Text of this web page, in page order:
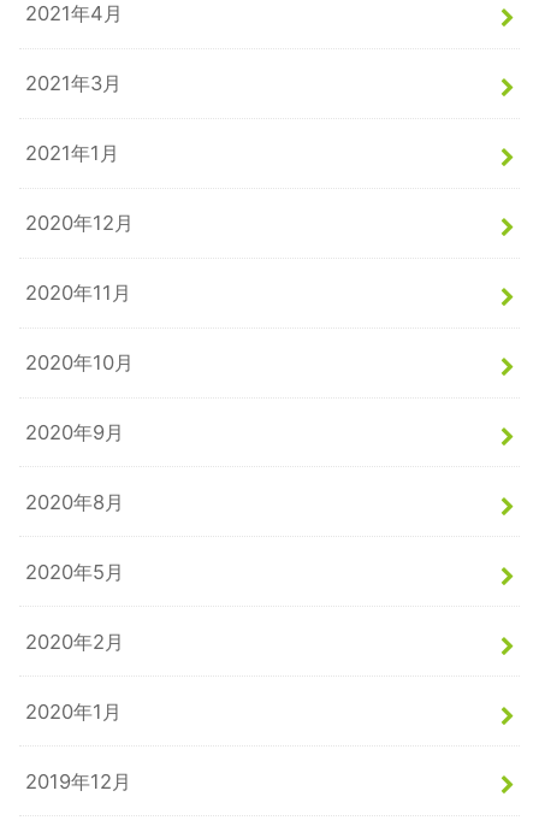
2021年4月
2021年3月
2021年1月
2020年12月
2020年11月
2020年10月
2020年9月
2020年8月
2020年5月
2020年2月
2020年1月
2019年12月